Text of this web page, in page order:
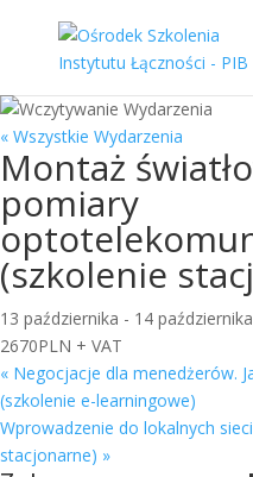
« Wszystkie Wydarzenia
Montaż
pomiary
(szkolenie
13 października - 14 października
2670PLN + VAT
« Negocjacje dla menedżerów.
(szkolenie e-learningowe)
Wprowadzenie do lokalnych
stacjonarne) »